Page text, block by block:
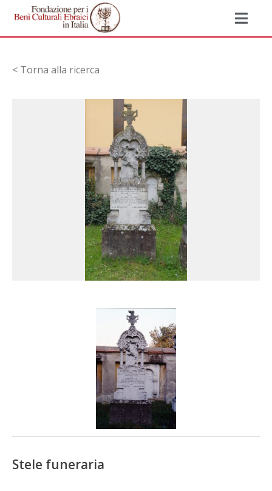
< Torna alla ricerca
Stele funeraria